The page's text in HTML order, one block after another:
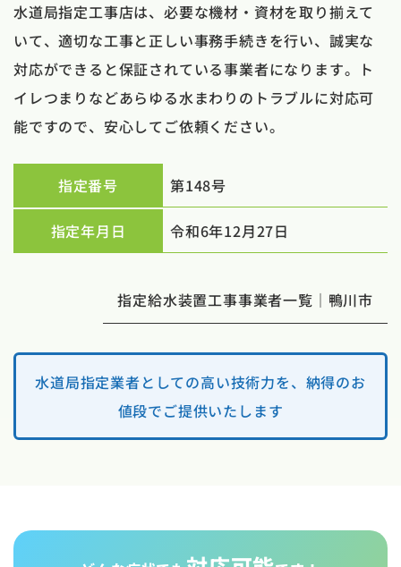
水道局指定工事店は、必要な機材・資材を取り揃えて
いて、適切な工事と正しい事務手続きを行い、誠実な
対応ができると保証されている事業者になります。ト
イレつまりなどあらゆる水まわりのトラブルに対応可
能ですので、安心してご依頼ください。
指定番号 第148号
指定年月日 令和6年12月27日
指定給水装置工事事業者一覧｜鴨川市
水道局指定業者としての高い技術力を、納得のお
値段でご提供いたします